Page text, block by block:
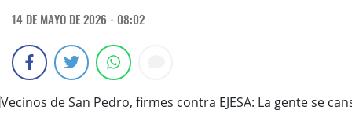
14 DE MAYO DE 2026 - 08:02